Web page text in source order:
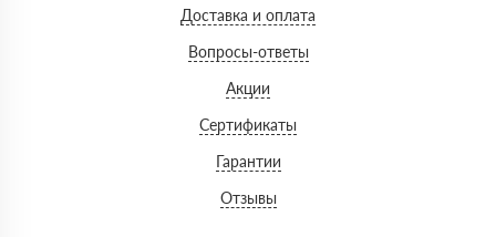
Доставка и оплата
Вопросы-ответы
Акции
Сертификаты
Гарантии
Отзывы